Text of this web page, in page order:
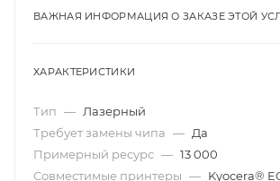
ВАЖНАЯ ИНФОРМАЦИЯ О ЗАКАЗЕ ЭТОЙ
ХАРАКТЕРИСТИКИ
Тип — Лазерный
Требует замены чипа — Да
Примерный ресурс — 13 000
Совместимые принтеры — Kyocera®